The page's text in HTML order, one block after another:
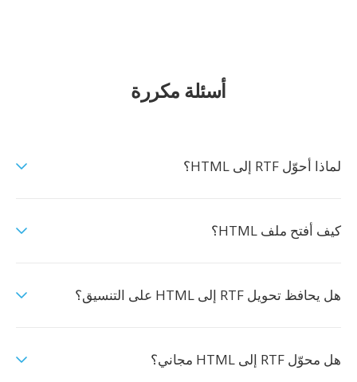
أسئلة مكررة
لماذا أحوّل RTF إلى HTML؟
كيف أفتح ملف HTML؟
هل يحافظ تحويل RTF إلى HTML على التنسيق؟
هل محوّل RTF إلى HTML مجاني؟